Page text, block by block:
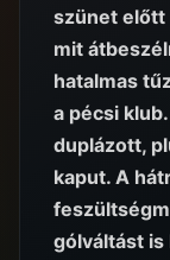
szünet előtt
mit
hatalmas
a pécsi
duplázott,
kaput. A
gólváltást is